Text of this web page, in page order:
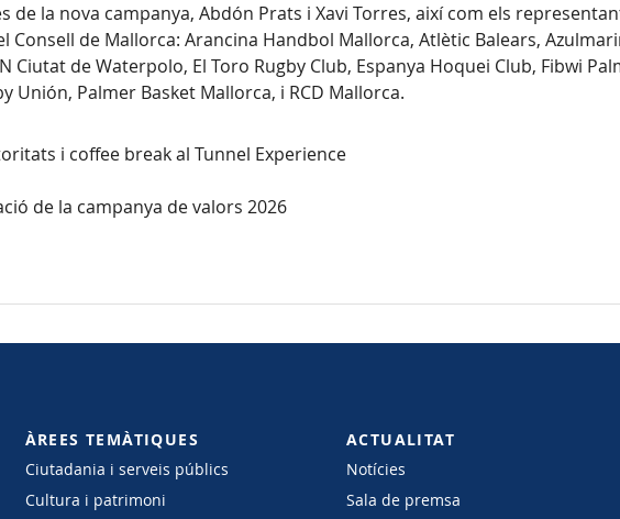
la nova campanya, Abdón Prats i Xavi Torres, així com els
Consell de Mallorca: Arancina Handbol Mallorca, Atlètic Balears,
Ciutat de Waterpolo, El Toro Rugby Club, Espanya Hoquei Club, Fibwi
Unión, Palmer Basket Mallorca, i RCD Mallorca.
i coffee break al Tunnel Experience
de la campanya de valors 2026
ÀREES TEMÀTIQUES
Ciutadania i serveis públics
Cultura i patrimoni
ACTUALITAT
Notícies
Sala de premsa